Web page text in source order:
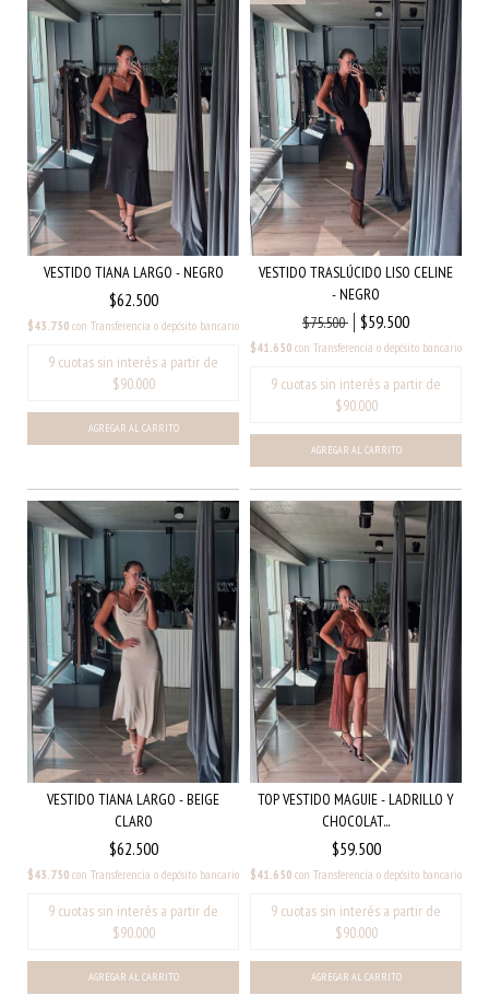
VESTIDO TIANA LARGO - NEGRO
$62.500
$43.750 con Transferencia o depósito bancario
VESTIDO TRASLÚCIDO LISO CELINE
- NEGRO
$75.500
$59.500
$41.650 con Transferencia o depósito bancario
VESTIDO TIANA LARGO - BEIGE
CLARO
$62.500
$43.750 con Transferencia o depósito bancario
TOP VESTIDO MAGUIE - LADRILLO Y
CHOCOLAT...
$59.500
$41.650 con Transferencia o depósito bancario